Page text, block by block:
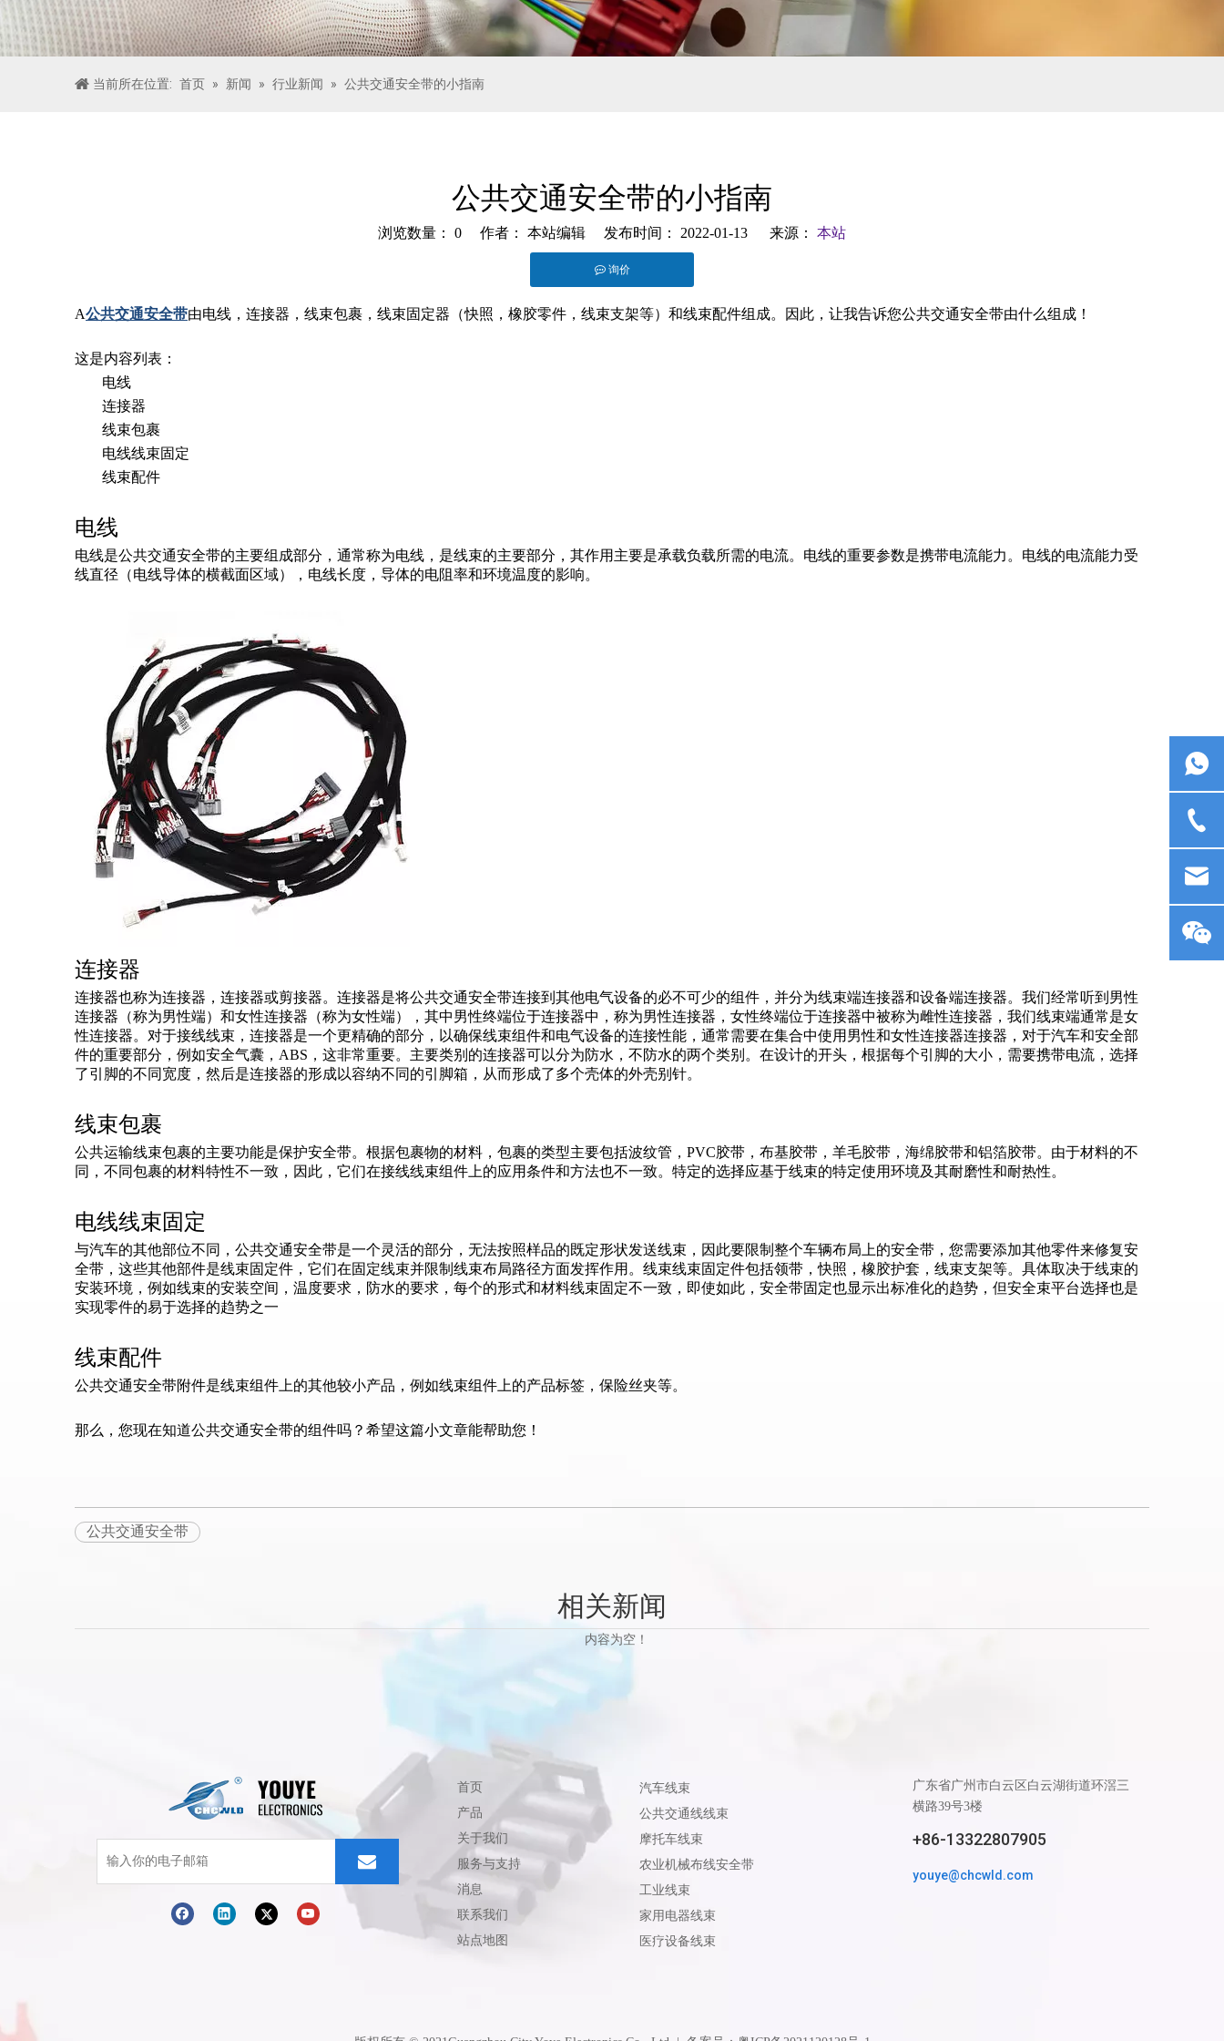
当前所在位置: 首页 » 新闻 » 行业新闻 » 公共交通安全带的小指南
公共交通安全带的小指南
浏览数量： 0 作者： 本站编辑 发布时间： 2022-01-13 来源： 本站
询价
["facebook","twitter","line","wechat","linkedin","pinterest","whatsapp"]
A公共交通安全带由电线，连接器，线束包裹，线束固定器（快照，橡胶零件，线束支架等）和线束配件组成。因此，让我告诉您公共交通安全带由什么组成！
这是内容列表：
电线
连接器
线束包裹
电线线束固定
线束配件
电线
电线是公共交通安全带的主要组成部分，通常称为电线，是线束的主要部分，其作用主要是承载负载所需的电流。电线的重要参数是携带电流能力。电线的电流能力受
线直径（电线导体的横截面区域），电线长度，导体的电阻率和环境温度的影响。
连接器
连接器也称为连接器，连接器或剪接器。连接器是将公共交通安全带连接到其他电气设备的必不可少的组件，并分为线束端连接器和设备端连接器。我们经常听到男性
连接器（称为男性端）和女性连接器（称为女性端），其中男性终端位于连接器中，称为男性连接器，女性终端位于连接器中被称为雌性连接器，我们线束端通常是女
性连接器。对于接线线束，连接器是一个更精确的部分，以确保线束组件和电气设备的连接性能，通常需要在集合中使用男性和女性连接器连接器，对于汽车和安全部
件的重要部分，例如安全气囊，ABS，这非常重要。主要类别的连接器可以分为防水，不防水的两个类别。在设计的开头，根据每个引脚的大小，需要携带电流，选择
了引脚的不同宽度，然后是连接器的形成以容纳不同的引脚箱，从而形成了多个壳体的外壳别针。
线束包裹
公共运输线束包裹的主要功能是保护安全带。根据包裹物的材料，包裹的类型主要包括波纹管，PVC胶带，布基胶带，羊毛胶带，海绵胶带和铝箔胶带。由于材料的不
同，不同包裹的材料特性不一致，因此，它们在接线线束组件上的应用条件和方法也不一致。特定的选择应基于线束的特定使用环境及其耐磨性和耐热性。
电线线束固定
与汽车的其他部位不同，公共交通安全带是一个灵活的部分，无法按照样品的既定形状发送线束，因此要限制整个车辆布局上的安全带，您需要添加其他零件来修复安
全带，这些其他部件是线束固定件，它们在固定线束并限制线束布局路径方面发挥作用。线束线束固定件包括领带，快照，橡胶护套，线束支架等。具体取决于线束的
安装环境，例如线束的安装空间，温度要求，防水的要求，每个的形式和材料线束固定不一致，即使如此，安全带固定也显示出标准化的趋势，但安全束平台选择也是
实现零件的易于选择的趋势之一
线束配件
公共交通安全带附件是线束组件上的其他较小产品，例如线束组件上的产品标签，保险丝夹等。
那么，您现在知道公共交通安全带的组件吗？希望这篇小文章能帮助您！
公共交通安全带
相关新闻
内容为空！
首页
产品
关于我们
服务与支持
消息
联系我们
站点地图
汽车线束
公共交通线线束
摩托车线束
农业机械布线安全带
工业线束
家用电器线束
医疗设备线束
广东省广州市白云区白云湖街道环滘三
横路39号3楼
+86-13322807905
youye@chcwld.com